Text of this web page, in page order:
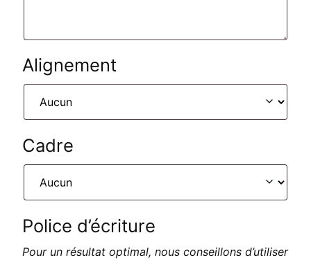
Alignement
Cadre
Police d’écriture
Pour un résultat optimal, nous conseillons d’utiliser